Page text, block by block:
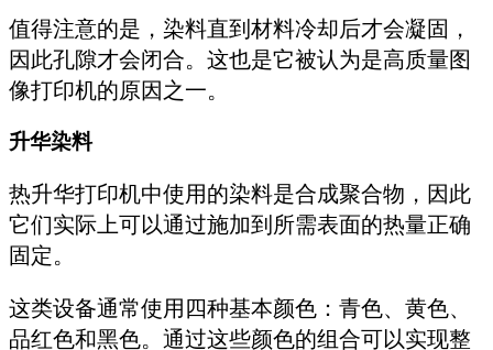
值得注意的是，染料直到材料冷却后才会凝固，
因此孔隙才会闭合。这也是它被认为是高质量图
像打印机的原因之一。
升华染料
热升华打印机中使用的染料是合成聚合物，因此
它们实际上可以通过施加到所需表面的热量正确
固定。
这类设备通常使用四种基本颜色：青色、黄色、
品红色和黑色。通过这些颜色的组合可以实现整